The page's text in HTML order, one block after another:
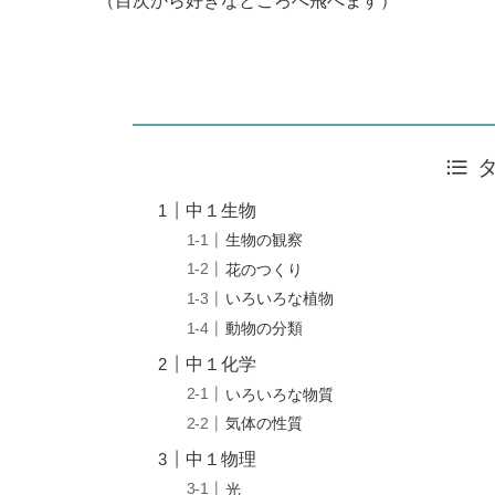
中１生物
生物の観察
花のつくり
いろいろな植物
動物の分類
中１化学
いろいろな物質
気体の性質
中１物理
光